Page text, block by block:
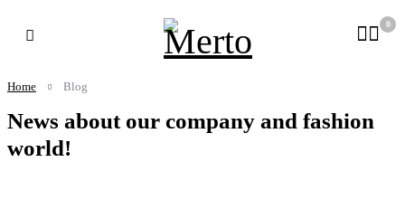
0
Home Blog
News about our company and fashion
world!